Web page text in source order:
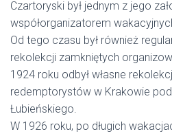
Czartoryski był jednym z jego
współorganizatorem
Od tego czasu był również
rekolekcji zamkniętych
1924 roku odbył własne
redemptorystów w Krakowie
Łubieńskiego.
W 1926 roku, po długich